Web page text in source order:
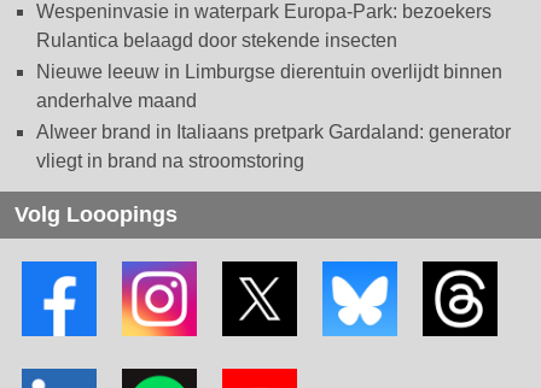
Wespeninvasie in waterpark Europa-Park: bezoekers
Rulantica belaagd door stekende insecten
Nieuwe leeuw in Limburgse dierentuin overlijdt binnen
anderhalve maand
Alweer brand in Italiaans pretpark Gardaland: generator
vliegt in brand na stroomstoring
Volg Looopings